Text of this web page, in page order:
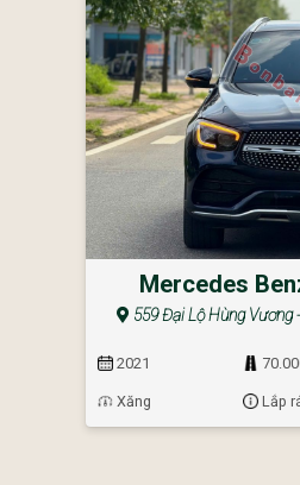
Mercedes
559 Đại Lộ Hùng Vương
2021
Xăng Lắp